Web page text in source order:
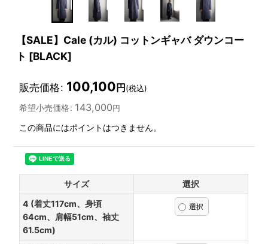
【SALE】Cale (カル) コットンギャバ ダウンコー
ト [BLACK]
販売価格: 100,100 円 (税込)
希望小売価格: 143,000円
この商品にはポイントはつきません。
サイズ
選択
4 (着丈117cm、身頃
64cm、肩幅51cm、袖丈
61.5cm)